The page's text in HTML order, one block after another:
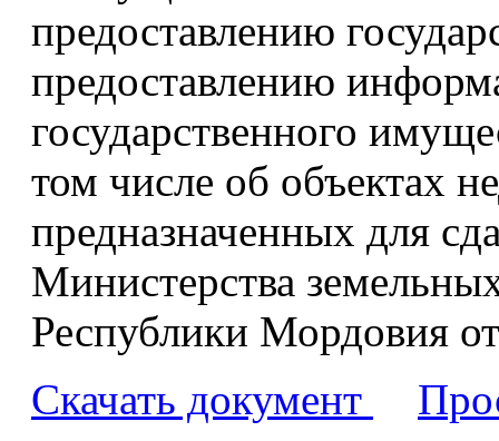
предоставлению
предоставлению
государственного
том числе об объектах
предназначенных для
Министерства
Республики Мордовия
Скачать документ